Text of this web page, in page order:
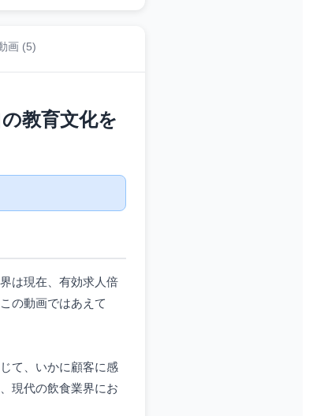
画 (5)
教育文化を
は現在、有効求人倍
の動画ではあえて
て、いかに顧客に感
現代の飲食業界にお